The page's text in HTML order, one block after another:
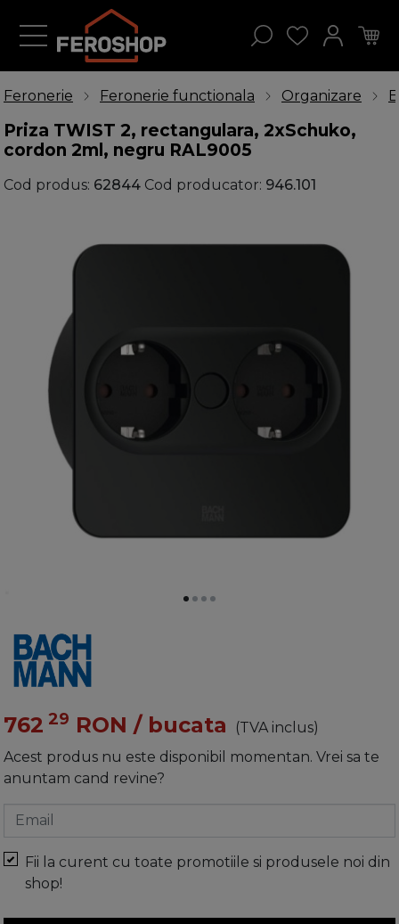
Feronerie Feronerie functionala Organizare
Priza TWIST 2, rectangulara, 2xSchuko,
cordon 2ml, negru RAL9005
Cod produs: 62844 Cod producator: 946.101
762 29 RON / bucata
(TVA inclus)
Acest produs nu este disponibil momentan. Vrei sa te
anuntam cand revine?
Email
Fii la curent cu toate promotiile si produsele noi din
shop!